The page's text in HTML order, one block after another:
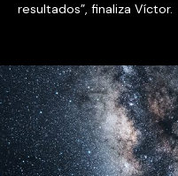
resultados”, finaliza Víctor.